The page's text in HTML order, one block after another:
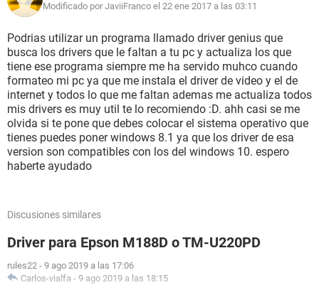
Modificado por JaviiFranco el 22 ene 2017 a las 03:11
Podrias utilizar un programa llamado driver genius que
busca los drivers que le faltan a tu pc y actualiza los que
tiene ese programa siempre me ha servido muhco cuando
formateo mi pc ya que me instala el driver de video y el de
internet y todos lo que me faltan ademas me actualiza todos
mis drivers es muy util te lo recomiendo :D. ahh casi se me
olvida si te pone que debes colocar el sistema operativo que
tienes puedes poner windows 8.1 ya que los driver de esa
version son compatibles con los del windows 10. espero
haberte ayudado
Discusiones similares
Driver para Epson M188D o TM-U220PD
rules22 - 9 ago 2019 a las 17:06
Carlos-vialfa - 9 ago 2019 a las 18:15